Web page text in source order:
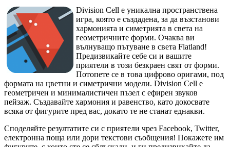
Division Cell е уникална пространствена
игра, която е създадена, за да възстанови
хармонията и симетрията в света на
геометричните форми. Очаква ви
вълнуващо пътуване в света Flatland!
Предизвикайте себе си и вашите
приятели в този безкраен свят от форми.
Потопете се в това цифрово оригами, под
формата на цветни и симетрични модели. Division Cell е
геометричен и минималистичен пъзел с ефирен звуков
пейзаж. Създавайте хармония и равенство, като докосвате
всяка от фигурите пред вас, докато те не станат еднакви.
Споделяйте резултатите си с приятели чрез Facebook, Twitter,
електронна поща или дори текстови съобщения! Покажете им